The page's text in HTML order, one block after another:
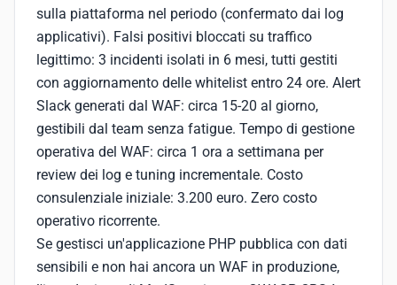
sulla piattaforma nel periodo (confermato dai log
applicativi). Falsi positivi bloccati su traffico
legittimo: 3 incidenti isolati in 6 mesi, tutti gestiti
con aggiornamento delle whitelist entro 24 ore. Alert
Slack generati dal WAF: circa 15-20 al giorno,
gestibili dal team senza fatigue. Tempo di gestione
operativa del WAF: circa 1 ora a settimana per
review dei log e tuning incrementale. Costo
consulenziale iniziale: 3.200 euro. Zero costo
operativo ricorrente.
Se gestisci un'applicazione PHP pubblica con dati
sensibili e non hai ancora un WAF in produzione,